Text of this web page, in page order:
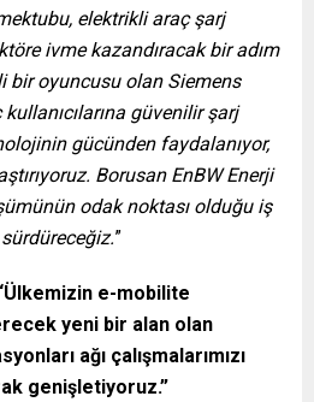
elektrikli araç şarj
ivme kazandıracak bir adım
bir oyuncusu olan Siemens
güvenilir şarj
gücünden faydalanıyor,
Borusan EnBW Enerji
odak noktası olduğu iş
”
e-mobilite
yeni bir alan olan
ağı çalışmalarımızı
genişletiyoruz.”